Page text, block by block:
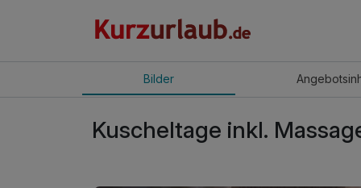
Bilder Angebot
Kuscheltage inkl.